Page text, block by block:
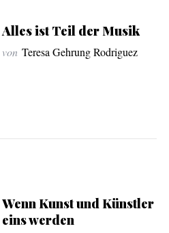
Alles ist Teil der Musik
von Teresa Gehrung Rodriguez
Wenn Kunst und Künstler
eins werden